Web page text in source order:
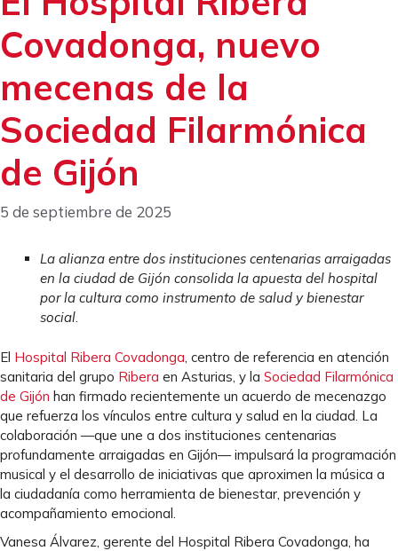
Covadonga, nuevo
mecenas de la
Sociedad Filarmónica
de Gijón
5 de septiembre de 2025
La alianza entre dos instituciones centenarias arraigadas
en la ciudad de Gijón consolida la apuesta del hospital
por la cultura como instrumento de salud y bienestar
social.
El Hospital Ribera Covadonga , centro de referencia en atención
sanitaria del grupo Ribera en Asturias, y la Sociedad Filarmónica
de Gijón han firmado recientemente un acuerdo de mecenazgo
que refuerza los vínculos entre cultura y salud en la ciudad. La
colaboración —que une a dos instituciones centenarias
profundamente arraigadas en Gijón— impulsará la programación
musical y el desarrollo de iniciativas que aproximen la música a
la ciudadanía como herramienta de bienestar, prevención y
acompañamiento emocional.
Vanesa Álvarez, gerente del Hospital Ribera Covadonga, ha